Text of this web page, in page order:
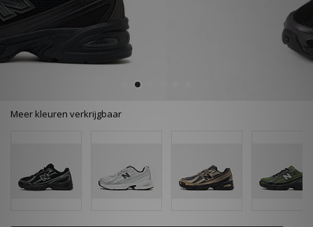
Meer kleuren verkrijgbaar